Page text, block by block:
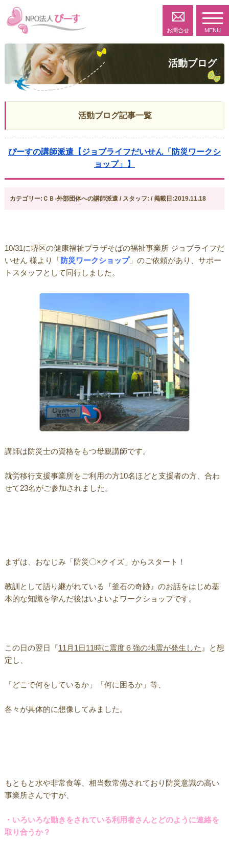
お問合せ MENU
活動ブログ
活動ブログ記事一覧
ぴーすの講師派遣【ジョブライフだいせん「防災ワークシ
ョップ」】
カテゴリー:ＣＢ-外部団体への講師派遣 / スタッフ: / 掲載日:2019.11.18
10/31に堺区の健康福祉プラザそばの福祉事業所 ジョブライフだ
いせん 様より「防災ワークショップ」のご依頼があり、サポー
トスタッフとして同行しました。
講師は防災士の資格をもつ母親講師です。
就労移行支援事業所をご利用の方10名ほどと支援者の方、合わ
せて23名がご参加されました。
まずは、おなじみ「防災〇×クイズ」からスタート！
教訓として語り継がれている『釜石の奇跡』のお話をはじめ基
本的な知識を学んだ後はいよいよワークショップです。
この日の翌日『11月1日11時に震度６強の地震が発生した 』と想
定し、
「どこで何をしているか」「何に困るか」等、
各々が具体的に想像してみました。
もともと水や非常食等、相当数常備されており防災意識の高い
事業所さんですが、
・いろいろな動きをされている利用者さんとどのように連絡を
取り合うか？